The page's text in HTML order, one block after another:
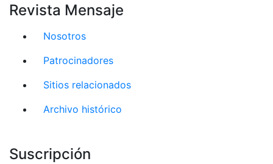
Revista Mensaje
Nosotros
Patrocinadores
Sitios relacionados
Archivo histórico
Suscripción